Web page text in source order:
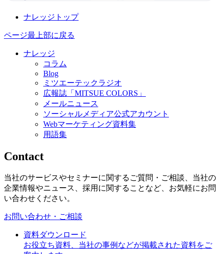
ナレッジトップ
ページ最上部に戻る
ナレッジ
コラム
Blog
ミツエーテックラジオ
広報誌「MITSUE COLORS」
メールニュース
ソーシャルメディア公式アカウント
Webマーケティング資料集
用語集
Contact
当社のサービスやセミナーに関するご質問・ご相談、当社の
企業情報やニュース、採用に関することなど、お気軽にお問
い合わせください。
お問い合わせ・ご相談
資料ダウンロード
お役立ち資料、当社の事例などが掲載された資料をご